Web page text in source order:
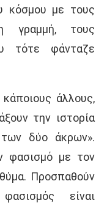
κόσμου με τους
γραμμή, τους
τότε φάνταζε
άλλους,
την ιστορία
δύο άκρων».
φασισμό με τον
Προσπαθούν
είναι